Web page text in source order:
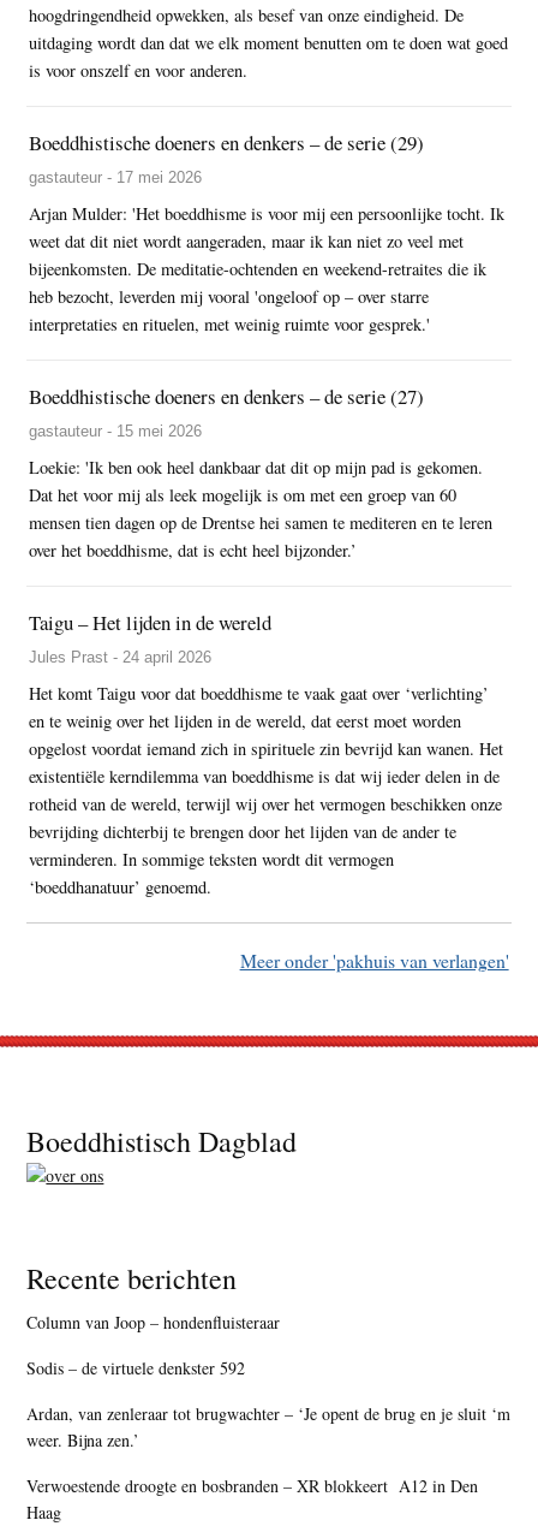
hoogdringendheid opwekken, als besef van onze eindigheid. De
uitdaging wordt dan dat we elk moment benutten om te doen wat goed
is voor onszelf en voor anderen.
Boeddhistische doeners en denkers – de serie (29)
gastauteur - 17 mei 2026
Arjan Mulder: 'Het boeddhisme is voor mij een persoonlijke tocht. Ik
weet dat dit niet wordt aangeraden, maar ik kan niet zo veel met
bijeenkomsten. De meditatie-ochtenden en weekend-retraites die ik
heb bezocht, leverden mij vooral 'ongeloof op – over starre
interpretaties en rituelen, met weinig ruimte voor gesprek.'
Boeddhistische doeners en denkers – de serie (27)
gastauteur - 15 mei 2026
Loekie: 'Ik ben ook heel dankbaar dat dit op mijn pad is gekomen.
Dat het voor mij als leek mogelijk is om met een groep van 60
mensen tien dagen op de Drentse hei samen te mediteren en te leren
over het boeddhisme, dat is echt heel bijzonder.’
Taigu – Het lijden in de wereld
Jules Prast - 24 april 2026
Het komt Taigu voor dat boeddhisme te vaak gaat over ‘verlichting’
en te weinig over het lijden in de wereld, dat eerst moet worden
opgelost voordat iemand zich in spirituele zin bevrijd kan wanen. Het
existentiële kerndilemma van boeddhisme is dat wij ieder delen in de
rotheid van de wereld, terwijl wij over het vermogen beschikken onze
bevrijding dichterbij te brengen door het lijden van de ander te
verminderen. In sommige teksten wordt dit vermogen
‘boeddhanatuur’ genoemd.
Meer onder 'pakhuis van verlangen'
Footer
Boeddhistisch Dagblad
Recente berichten
Column van Joop – hondenfluisteraar
Sodis – de virtuele denkster 592
Ardan, van zenleraar tot brugwachter – ‘Je opent de brug en je sluit ‘m
weer. Bijna zen.’
Verwoestende droogte en bosbranden – XR blokkeert A12 in Den
Haag